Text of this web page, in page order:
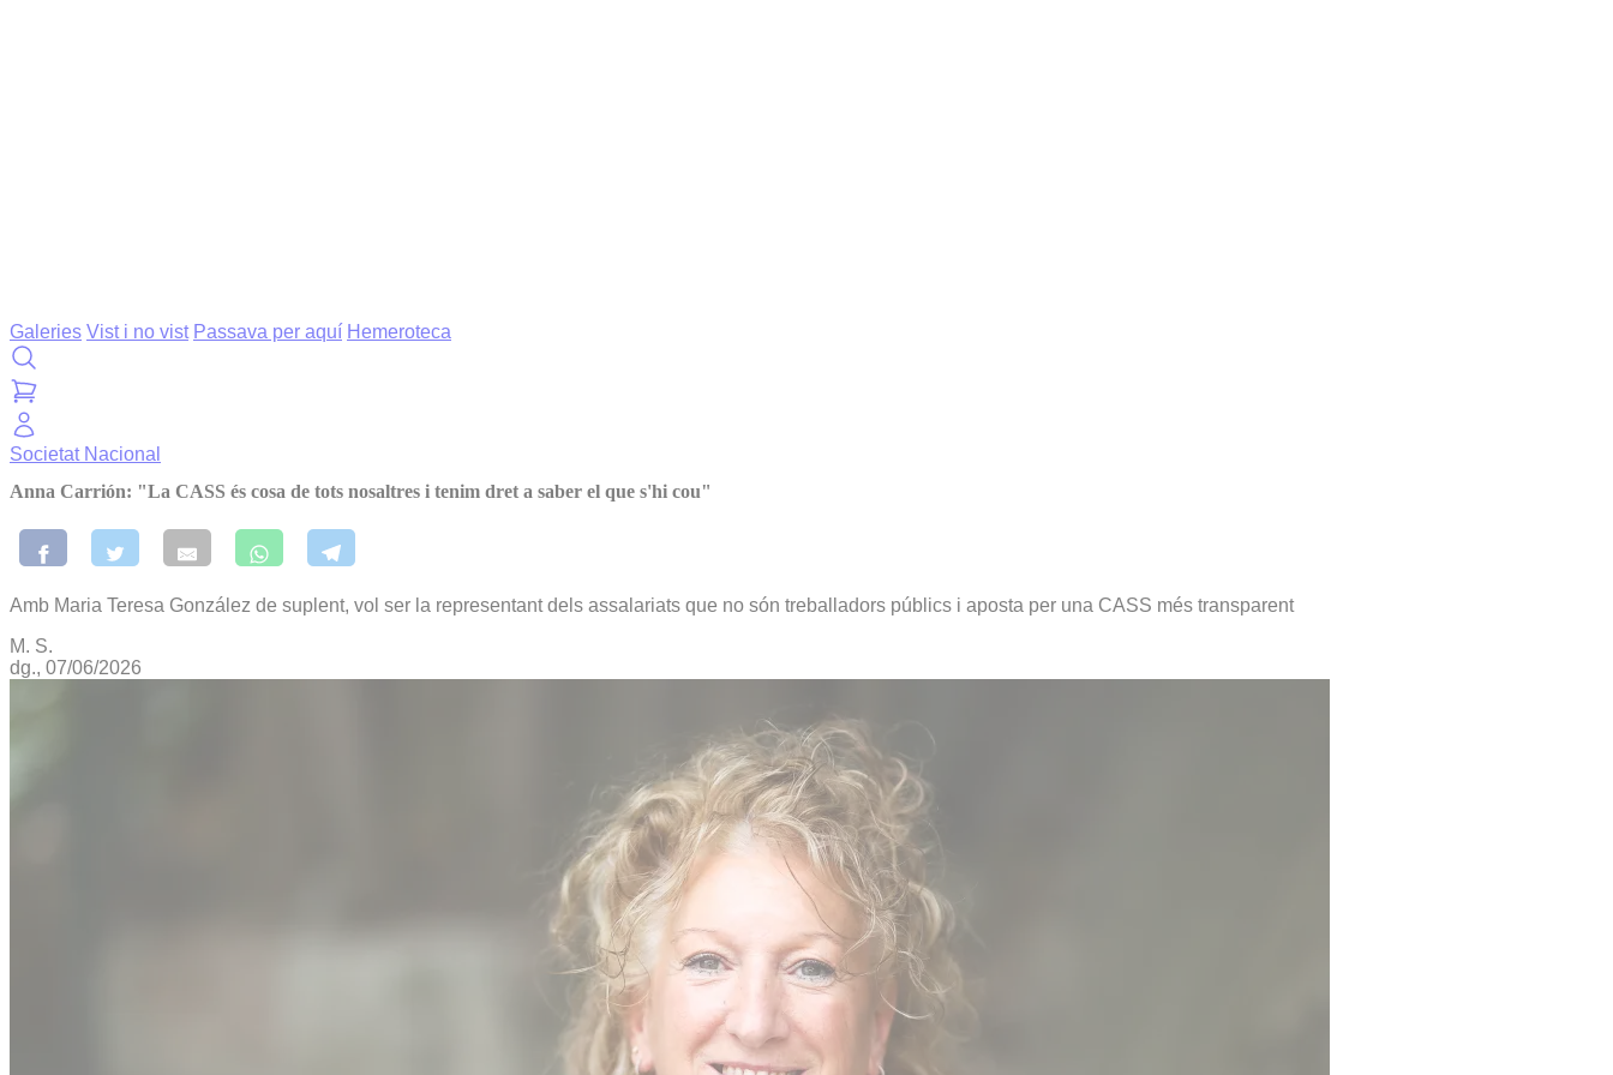
Galeries Vist i no vist Passava per aquí Hemeroteca
Societat Nacional
Anna Carrión: "La CASS és cosa de tots nosaltres i tenim dret a saber el que s'hi cou"
Amb Maria Teresa González de suplent, vol ser la representant dels assalariats que no són treballadors públics i aposta per una CASS més transparent
M. S.
dg., 07/06/2026